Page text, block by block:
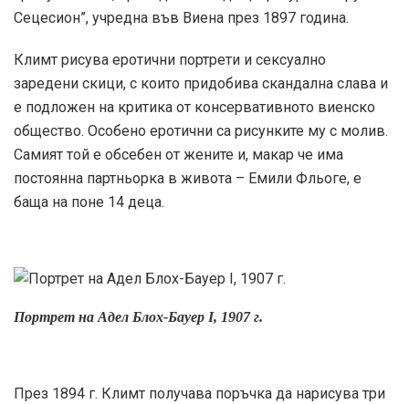
Сецесион”, учредна във Виена през 1897 година.
Климт рисува еротични портрети и сексуално
заредени скици, с които придобива скандална слава и
е подложен на критика от консервативното виенско
общество. Особено еротични са рисунките му с молив.
Самият той е обсебен от жените и, макар че има
постоянна партньорка в живота – Емили Фльоге, е
баща на поне 14 деца.
Портрет на Адел Блох-Бауер I, 1907 г.
През 1894 г. Климт получава поръчка да нарисува три